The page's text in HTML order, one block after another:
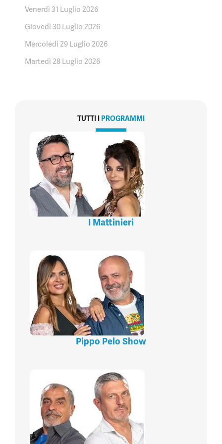
Venerdì 31 Luglio 2026
Giovedì 30 Luglio 2026
Mercoledì 29 Luglio 2026
Martedì 28 Luglio 2026
TUTTI I PROGRAMMI
I Mattinieri
Pippo Pelo Show